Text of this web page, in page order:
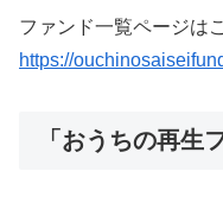
ファンド一覧ページは
https://
「おうちの再生